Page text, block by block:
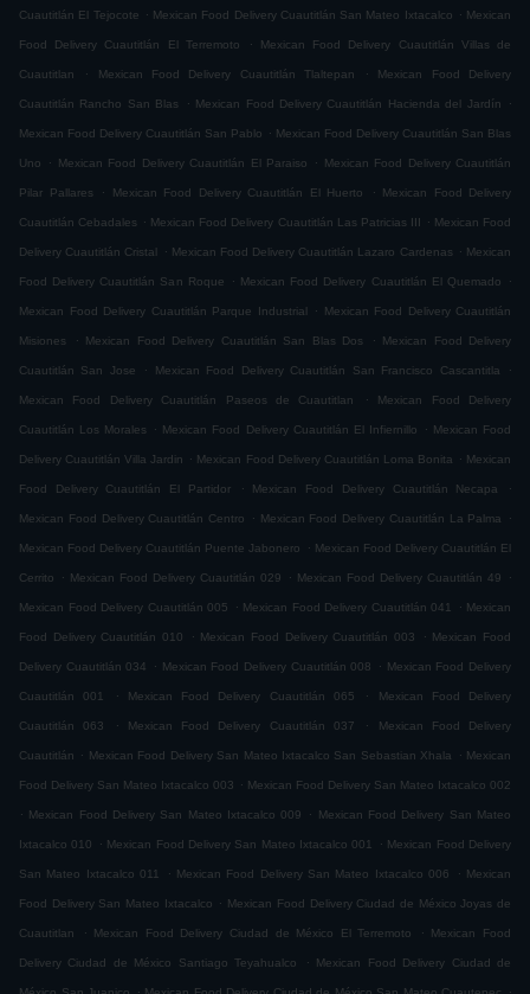
Cuautitlán El Tejocote . Mexican Food Delivery Cuautitlán San Mateo Ixtacalco . Mexican
Food Delivery Cuautitlán El Terremoto . Mexican Food Delivery Cuautitlán Villas de
Cuautitlan . Mexican Food Delivery Cuautitlán Tlaltepan . Mexican Food Delivery
Cuautitlán Rancho San Blas . Mexican Food Delivery Cuautitlán Hacienda del Jardín .
Mexican Food Delivery Cuautitlán San Pablo . Mexican Food Delivery Cuautitlán San Blas
Uno . Mexican Food Delivery Cuautitlán El Paraiso . Mexican Food Delivery Cuautitlán
Pilar Pallares . Mexican Food Delivery Cuautitlán El Huerto . Mexican Food Delivery
Cuautitlán Cebadales . Mexican Food Delivery Cuautitlán Las Patricias III . Mexican Food
Delivery Cuautitlán Cristal . Mexican Food Delivery Cuautitlán Lazaro Cardenas . Mexican
Food Delivery Cuautitlán San Roque . Mexican Food Delivery Cuautitlán El Quemado .
Mexican Food Delivery Cuautitlán Parque Industrial . Mexican Food Delivery Cuautitlán
Misiones . Mexican Food Delivery Cuautitlán San Blas Dos . Mexican Food Delivery
Cuautitlán San Jose . Mexican Food Delivery Cuautitlán San Francisco Cascantitla .
Mexican Food Delivery Cuautitlán Paseos de Cuautitlan . Mexican Food Delivery
Cuautitlán Los Morales . Mexican Food Delivery Cuautitlán El Infiernillo . Mexican Food
Delivery Cuautitlán Villa Jardin . Mexican Food Delivery Cuautitlán Loma Bonita . Mexican
Food Delivery Cuautitlán El Partidor . Mexican Food Delivery Cuautitlán Necapa .
Mexican Food Delivery Cuautitlán Centro . Mexican Food Delivery Cuautitlán La Palma .
Mexican Food Delivery Cuautitlán Puente Jabonero . Mexican Food Delivery Cuautitlán El
Cerrito . Mexican Food Delivery Cuautitlán 029 . Mexican Food Delivery Cuautitlán 49 .
Mexican Food Delivery Cuautitlán 005 . Mexican Food Delivery Cuautitlán 041 . Mexican
Food Delivery Cuautitlán 010 . Mexican Food Delivery Cuautitlán 003 . Mexican Food
Delivery Cuautitlán 034 . Mexican Food Delivery Cuautitlán 008 . Mexican Food Delivery
Cuautitlán 001 . Mexican Food Delivery Cuautitlán 065 . Mexican Food Delivery
Cuautitlán 063 . Mexican Food Delivery Cuautitlán 037 . Mexican Food Delivery
Cuautitlán . Mexican Food Delivery San Mateo Ixtacalco San Sebastian Xhala . Mexican
Food Delivery San Mateo Ixtacalco 003 . Mexican Food Delivery San Mateo Ixtacalco 002
. Mexican Food Delivery San Mateo Ixtacalco 009 . Mexican Food Delivery San Mateo
Ixtacalco 010 . Mexican Food Delivery San Mateo Ixtacalco 001 . Mexican Food Delivery
San Mateo Ixtacalco 011 . Mexican Food Delivery San Mateo Ixtacalco 006 . Mexican
Food Delivery San Mateo Ixtacalco . Mexican Food Delivery Ciudad de México Joyas de
Cuautitlan . Mexican Food Delivery Ciudad de México El Terremoto . Mexican Food
Delivery Ciudad de México Santiago Teyahualco . Mexican Food Delivery Ciudad de
. .